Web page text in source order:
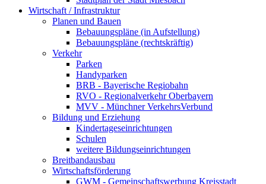
Wirtschaft / Infrastruktur
Planen und Bauen
Bebauungspläne (in Aufstellung)
Bebauungspläne (rechtskräftig)
Verkehr
Parken
Handyparken
BRB - Bayerische Regiobahn
RVO - Regionalverkehr Oberbayern
MVV - Münchner VerkehrsVerbund
Bildung und Erziehung
Kindertageseinrichtungen
Schulen
weitere Bildungseinrichtungen
Breitbandausbau
Wirtschaftsförderung
GWM - Gemeinschaftswerbung Kreisstadt